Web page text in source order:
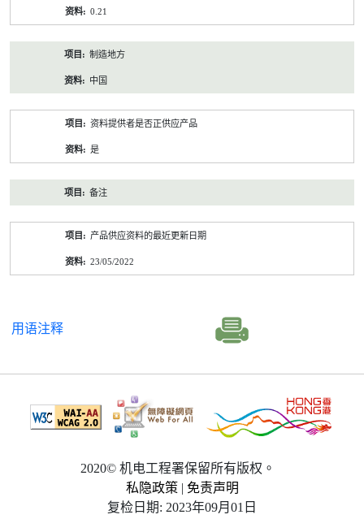
0.21
制造地方
中国
资料提供者是否正供应产品
是
备注
产品供应资料的最近更新日期
23/05/2022
用语注释
2020© 机电工程署保留所有版权。
私隐政策 | 免责声明
复检日期: 2023年09月01日